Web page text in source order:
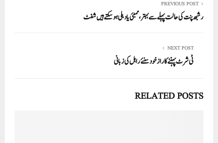
PREVIOUS POST
رشبھ پنت کی حالت پہلے سے بہتر،ممبئی یا دہلی ہوسکتے ہیں شفٹ
NEXT POST
ٹی شرٹ پہننے کا راز خود سنئے راہل کی زبانی
RELATED POSTS